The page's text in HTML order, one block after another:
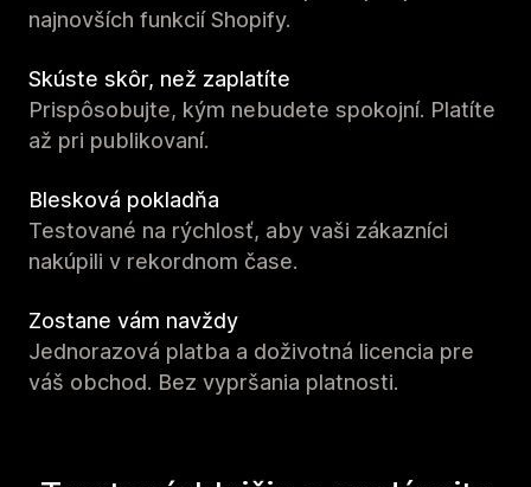
najnovších funkcií Shopify.
Skúste skôr, než zaplatíte
Prispôsobujte, kým nebudete spokojní. Platíte
až pri publikovaní.
Blesková pokladňa
Testované na rýchlosť, aby vaši zákazníci
nakúpili v rekordnom čase.
Zostane vám navždy
Jednorazová platba a doživotná licencia pre
váš obchod. Bez vypršania platnosti.